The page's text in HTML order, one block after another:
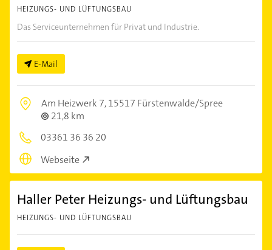
HEIZUNGS- UND LÜFTUNGSBAU
Das Serviceunternehmen für Privat und Industrie.
E-Mail
Am Heizwerk 7,15517 Fürstenwalde/Spree
21,8 km
03361 36 36 20
Webseite
Haller Peter Heizungs- und Lüftungsbau
HEIZUNGS- UND LÜFTUNGSBAU